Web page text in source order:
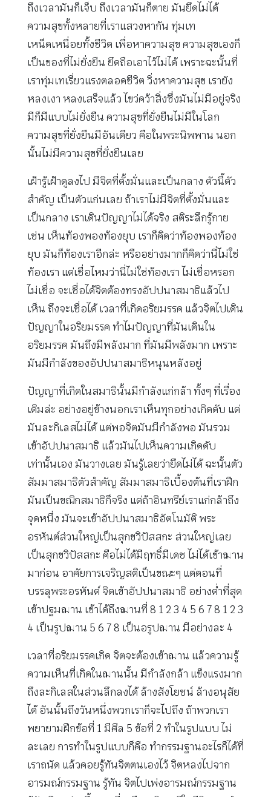
ถึงเวลามันก็เจ็บ ถึงเวลามันก็ตาย มันยึดไม่ได้
ความสุขทั้งหลายที่เราแสวงหากัน ทุ่มเท
เหน็ดเหนื่อยทั้งชีวิต เพื่อหาความสุข ความสุขเองก็
เป็นของที่ไม่ยั่งยืน ยึดถือเอาไว้ไม่ได้ เพราะฉะนั้นที่
เราทุ่มเทเรี่ยวแรงตลอดชีวิต วิ่งหาความสุข เรายัง
หลงเงา หลงเสร็จแล้ว ไขว่คว้าสิ่งซึ่งมันไม่มีอยู่จริง
มีก็มีแบบไม่ยั่งยืน ความสุขที่ยั่งยืนไม่มีในโลก
ความสุขที่ยั่งยืนมีอันเดียว คือในพระนิพพาน นอก
นั้นไม่มีความสุขที่ยั่งยืนเลย
เฝ้ารู้เฝ้าดูลงไป มีจิตที่ตั้งมั่นและเป็นกลาง ตัวนี้ตัว
สำคัญ เป็นตัวแก่นเลย ถ้าเราไม่มีจิตที่ตั้งมั่นและ
เป็นกลาง เราเดินปัญญาไม่ได้จริง สติระลึกรู้กาย
เช่น เห็นท้องพองท้องยุบ เราก็คิดว่าท้องพองท้อง
ยุบ มันก็ท้องเราอีกล่ะ หรืออย่างมากก็คิดว่านี่ไม่ใช่
ท้องเรา แต่เชื่อไหมว่านี่ไม่ใช่ท้องเรา ไม่เชื่อหรอก
ไม่เชื่อ จะเชื่อได้จิตต้องทรงอัปปนาสมาธิแล้วไป
เห็น ถึงจะเชื่อได้ เวลาที่เกิดอริยมรรค แล้วจิตไปเดิน
ปัญญาในอริยมรรค ทำไมปัญญาที่มันเดินใน
อริยมรรค มันถึงมีพลังมาก ที่มันมีพลังมาก เพราะ
มันมีกำลังของอัปปนาสมาธิหนุนหลังอยู่
ปัญญาที่เกิดในสมาธินั้นมีกำลังแก่กล้า ทั้งๆ ที่เรื่อง
เดิมล่ะ อย่างอยู่ข้างนอกเราเห็นทุกอย่างเกิดดับ แต่
มันละกิเลสไม่ได้ แต่พอจิตมันมีกำลังพอ มันรวม
เข้าอัปปนาสมาธิ แล้วมันไปเห็นความเกิดดับ
เท่านั้นเอง มันวางเลย มันรู้เลยว่ายึดไม่ได้ ฉะนั้นตัว
สัมมาสมาธิตัวสำคัญ สัมมาสมาธิเบื้องต้นที่เราฝึก
มันเป็นขณิกสมาธิก็จริง แต่ถ้าอินทรีย์เราแก่กล้าถึง
จุดหนึ่ง มันจะเข้าอัปปนาสมาธิอัตโนมัติ พระ
อรหันต์ส่วนใหญ่เป็นสุกขวิปัสสกะ ส่วนใหญ่เลย
เป็นสุกขวิปัสสกะ คือไม่ได้มีฤทธิ์มีเดช ไม่ได้เข้าฌาน
มาก่อน อาศัยการเจริญสติเป็นขณะๆ แต่ตอนที่
บรรลุพระอรหันต์ จิตเข้าอัปปนาสมาธิ อย่างต่ำที่สุด
เข้าปฐมฌาน เข้าได้ถึงฌานที่ 8 1 2 3 4 5 6 7 8 1 2 3
4 เป็นรูปฌาน 5 6 7 8 เป็นอรูปฌาน มีอย่างละ 4
เวลาที่อริยมรรคเกิด จิตจะต้องเข้าฌาน แล้วความรู้
ความเห็นที่เกิดในฌานนั้น มีกำลังกล้า แข็งแรงมาก
ถึงละกิเลสในส่วนลึกลงได้ ล้างสังโยชน์ ล้างอนุสัย
ได้ อันนั้นถึงวันหนึ่งพวกเราก็จะไปถึง ถ้าพวกเรา
พยายามฝึกข้อที่ 1 มีศีล 5 ข้อที่ 2 ทำในรูปแบบ ไม่
ละเลย การทำในรูปแบบก็คือ ทำกรรมฐานอะไรก็ได้ที่
เราถนัด แล้วคอยรู้ทันจิตตนเองไว้ จิตหลงไปจาก
อารมณ์กรรมฐาน รู้ทัน จิตไปเพ่งอารมณ์กรรมฐาน